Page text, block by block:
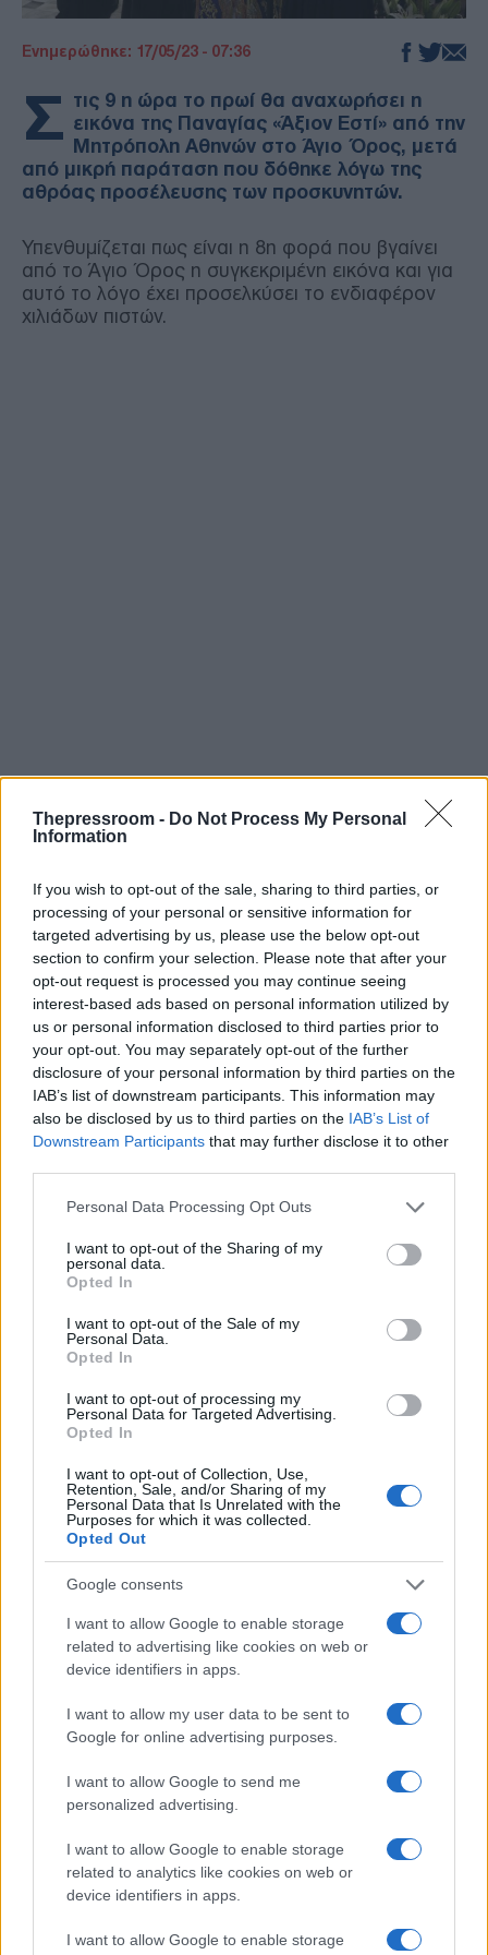
Thepressroom - Do Not Process My Personal
Information
If you wish to opt-out of the sale, sharing to third parties, or
processing of your personal or sensitive information for
targeted advertising by us, please use the below opt-out
section to confirm your selection. Please note that after your
opt-out request is processed you may continue seeing
interest-based ads based on personal information utilized by
us or personal information disclosed to third parties prior to
your opt-out. You may separately opt-out of the further
disclosure of your personal information by third parties on the
IAB’s list of downstream participants. This information may
also be disclosed by us to third parties on the IAB’s List of
Downstream Participants that may further disclose it to other
Please note that this website/app uses one or more Google
not limited to your visit or usage behaviour. You may click to
grant or deny consent to Google and its third-party tags to
use your data for below specified purposes in below Google
consent section.
Personal Data Processing Opt Outs
I want to opt-out of the Sharing of my
personal data.
Opted In
I want to opt-out of the Sale of my
Personal Data.
Opted In
I want to opt-out of processing my
Personal Data for Targeted Advertising.
Opted In
I want to opt-out of Collection, Use,
Retention, Sale, and/or Sharing of my
Personal Data that Is Unrelated with the
Purposes for which it was collected.
Opted Out
Google consents
I want to allow Google to enable storage
related to advertising like cookies on web or
device identifiers in apps.
I want to allow my user data to be sent to
Google for online advertising purposes.
I want to allow Google to send me
personalized advertising.
I want to allow Google to enable storage
related to analytics like cookies on web or
device identifiers in apps.
I want to allow Google to enable storage
Ενημερώθηκε: 17/05/23 - 07:36
Σ τις 9 η ώρα το πρωί θα αναχωρήσει η
εικόνα της Παναγίας «Άξιον Εστί» από την
Μητρόπολη Αθηνών στο Άγιο Όρος, μετά
από μικρή παράταση που δόθηκε λόγω της
αθρόας προσέλευσης των προσκυνητών.
Υπενθυμίζεται πως είναι η 8η φορά που βγαίνει
από το Άγιο Όρος η συγκεκριμένη εικόνα και για
αυτό το λόγο έχει προσελκύσει το ενδιαφέρον
χιλιάδων πιστών.
ΑΚΟΛΟΥΘΗΣΤΕ ΜΑΣ ΣΤΟ GOOGLE
NEWS ΚΑΝΟΝΤΑΣ ΚΛΙΚ ΕΔΩ
TAGS
ΜΗΤΡΟΠΟΛΗ ΑΘΗΝΩΝ
Ροή Ειδήσεων
ΖΩΔΙΑ
07/08/26 - 23:49
Ζώδια: Οι αστρολογικές προβλέψεις για το
Σαββατοκύριακο 8-9 Αυγούστου από την Αλεξάνδρα
Καρτά
ΕΛΛΑΔΑ
Πτήση-θρίλερ της Ryanair με σπασμένο παράθυρο:
επιβάτες
ΔΙΕΘΝΗ
07/08/26 - 23:19
Απομακρύνθηκαν ένοικοι πολυκατοικίας
ΔΙΕΘΝΗ
Κλιμακώνεται η κόντρα Ισπανίας–Ιταλίας για το
ΔΙΕΘΝΗ
07/08/26 - 22:51
Στενά του Ορμούζ, σύμφωνα με Αμερικανό αξιωματούχο